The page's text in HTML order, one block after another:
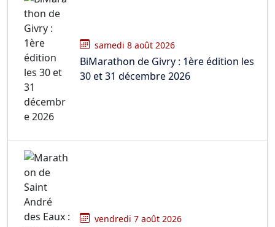
samedi 8 août 2026
BiMarathon de Givry : 1ère édition les
30 et 31 décembre 2026
vendredi 7 août 2026